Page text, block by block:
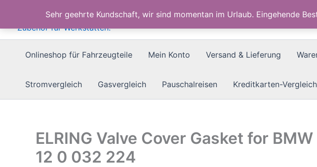
Sehr geehrte Kundschaft, wir sind momentan im Urlaub. Eingehende
springen
Onlineshop für Fahrzeugteile Mein Konto Versand & Lieferung
Stromvergleich Gasvergleich Pauschalreisen Kreditkarten-
ELRING Valve Cover Gasket for
12 0 032 224